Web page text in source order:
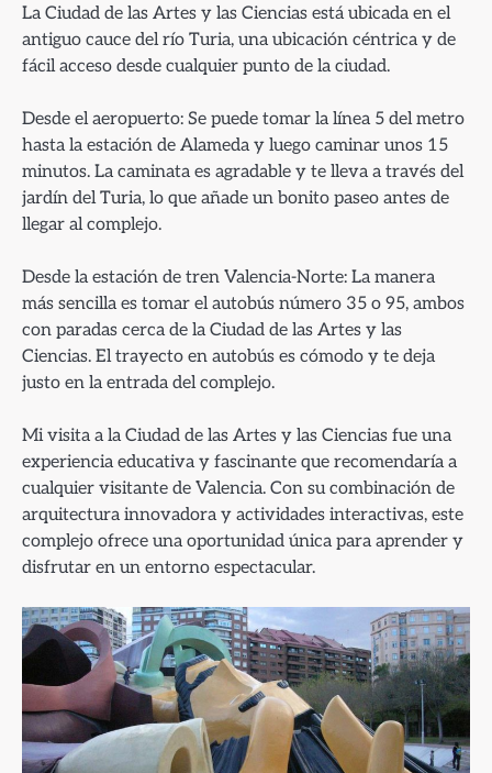
La Ciudad de las Artes y las Ciencias está ubicada en el
antiguo cauce del río Turia, una ubicación céntrica y de
fácil acceso desde cualquier punto de la ciudad.
Desde el aeropuerto: Se puede tomar la línea 5 del metro
hasta la estación de Alameda y luego caminar unos 15
minutos. La caminata es agradable y te lleva a través del
jardín del Turia, lo que añade un bonito paseo antes de
llegar al complejo.
Desde la estación de tren Valencia-Norte: La manera
más sencilla es tomar el autobús número 35 o 95, ambos
con paradas cerca de la Ciudad de las Artes y las
Ciencias. El trayecto en autobús es cómodo y te deja
justo en la entrada del complejo.
Mi visita a la Ciudad de las Artes y las Ciencias fue una
experiencia educativa y fascinante que recomendaría a
cualquier visitante de Valencia. Con su combinación de
arquitectura innovadora y actividades interactivas, este
complejo ofrece una oportunidad única para aprender y
disfrutar en un entorno espectacular.